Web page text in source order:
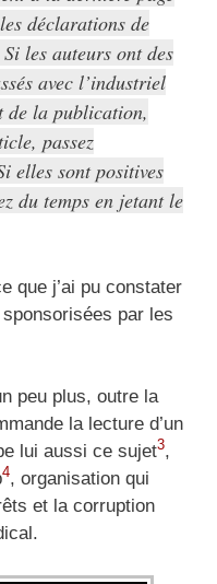
déclarations de
les auteurs ont des
avec l’industriel
de la publication,
passez
elles sont positives
du temps en jetant le
que j’ai pu constater
par les
peu plus, outre la
la lecture d’un
lui aussi ce sujet3,
4, organisation qui
et la corruption